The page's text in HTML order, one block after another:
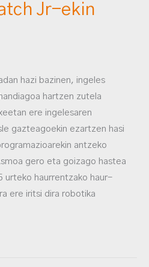
Jr-ekin
hazi bazinen, ingeles
hartzen zutela
ere ingelesaren
gazteagoekin ezartzen hasi
antzeko
gero eta goizago hastea
urteko haurrentzako haur-
ere iritsi dira robotika